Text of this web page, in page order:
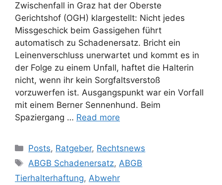
Zwischenfall in Graz hat der Oberste
Gerichtshof (OGH) klargestellt: Nicht jedes
Missgeschick beim Gassigehen führt
automatisch zu Schadenersatz. Bricht ein
Leinenverschluss unerwartet und kommt es in
der Folge zu einem Unfall, haftet die Halterin
nicht, wenn ihr kein Sorgfaltsverstoß
vorzuwerfen ist. Ausgangspunkt war ein Vorfall
mit einem Berner Sennenhund. Beim
Spaziergang … Read more
Posts, Ratgeber, Rechtsnews
ABGB Schadenersatz,ABGB
Tierhalterhaftung, Abwehr